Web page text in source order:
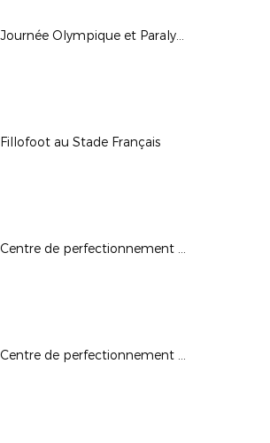
Journée Olympique et Paralympique
Fillofoot au Stade Français
Centre de perfectionnement U13G du 26.01.2020
Centre de perfectionnement U13G du 19.01.2020